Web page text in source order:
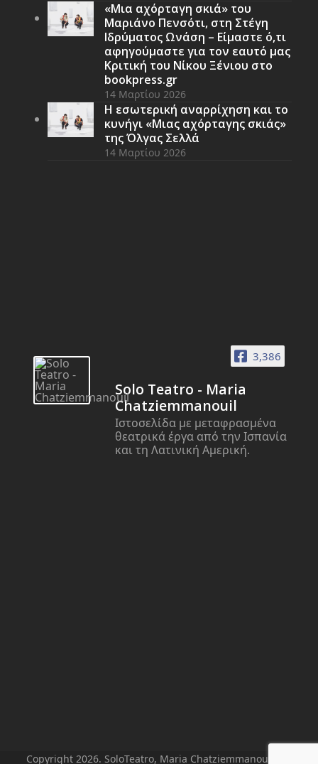
«Μια αχόρταγη σκιά» του
Μαριάνο Πενσότι, στη Στέγη
Ιδρύματος Ωνάση – Είμαστε ό,τι
αφηγούμαστε για τον εαυτό μας
Κριτική του Νίκου Ξένιου στο
bookpress.gr
14 Μαρτίου 2026
Η εσωτερική αναρρίχηση και το
κυνήγι «Μιας αχόρταγης σκιάς»
της Όλγας Σελλά
14 Μαρτίου 2026
3,386
Solo Teatro - Maria
Chatziemmanouil
Ιστοσελίδα με μεταφρασμένα
θεατρικά έργα από την Ισπανία
και τη Λατινική Αμερική.
Copyright 2026. SoloTeatro, Maria Chatziemmanouil. All